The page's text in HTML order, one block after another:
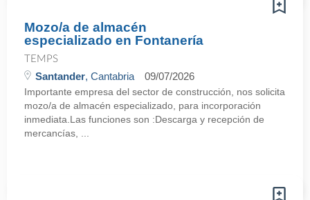
Mozo/a de almacén
especializado en Fontanería
TEMPS
Santander, Cantabria 09/07/2026
Importante empresa del sector de construcción, nos solicita
mozo/a de almacén especializado, para incorporación
inmediata.Las funciones son :Descarga y recepción de
mercancías, ...